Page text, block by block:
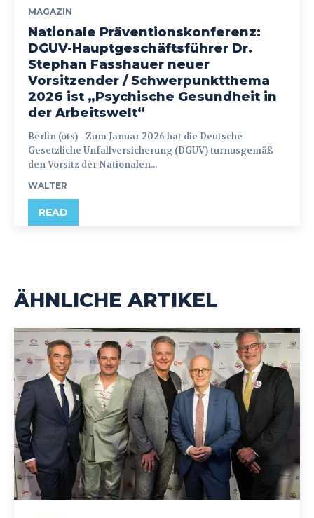
MAGAZIN
Nationale Präventionskonferenz:
DGUV-Hauptgeschäftsführer Dr.
Stephan Fasshauer neuer
Vorsitzender / Schwerpunktthema
2026 ist „Psychische Gesundheit in
der Arbeitswelt“
Berlin (ots) - Zum Januar 2026 hat die Deutsche
Gesetzliche Unfallversicherung (DGUV) turnusgemäß
den Vorsitz der Nationalen...
WALTER
READ
ÄHNLICHE ARTIKEL